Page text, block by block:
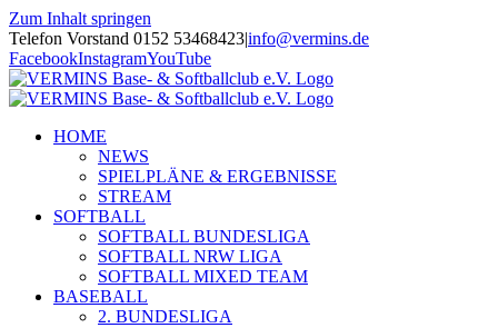
Zum Inhalt springen
Telefon Vorstand 0152 53468423|info@vermins.de
FacebookInstagramYouTube
HOME
NEWS
SPIELPLÄNE & ERGEBNISSE
STREAM
SOFTBALL
SOFTBALL BUNDESLIGA
SOFTBALL NRW LIGA
SOFTBALL MIXED TEAM
BASEBALL
2. BUNDESLIGA